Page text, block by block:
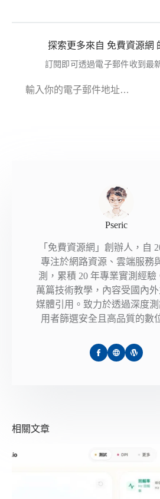
探索更多來自 免費資源網
訂閱即可透過電子郵件收到最
Pseric
「免費資源網」創辦人，自
專注於網路資源、雲端服務
測，累積 20 年專業實測經驗
萬篇技術教學，內容受國內
媒體引用。致力於透過深度
用者篩選安全且高品質的數
相關文章